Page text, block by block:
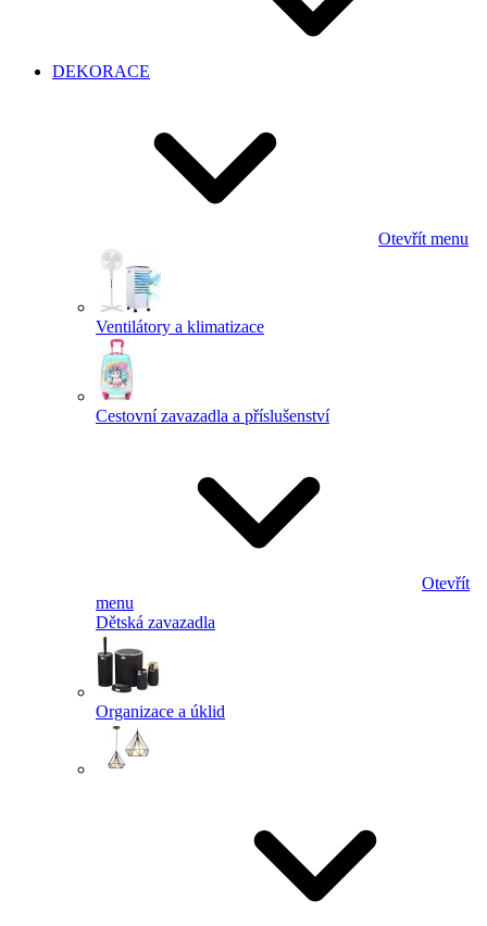
DEKORACE
Otevřít menu
Ventilátory a klimatizace
Cestovní zavazadla a příslušenství
Otevřít
menu
Dětská zavazadla
Organizace a úklid